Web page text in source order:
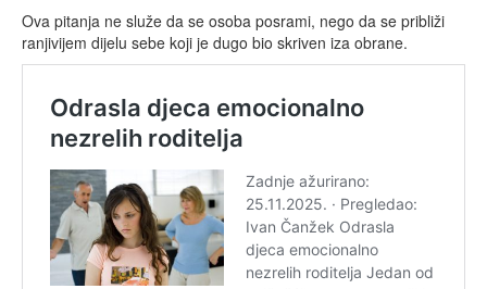
Ova pitanja ne služe da se osoba posrami, nego da se približi
ranjivijem dijelu sebe koji je dugo bio skriven iza obrane.